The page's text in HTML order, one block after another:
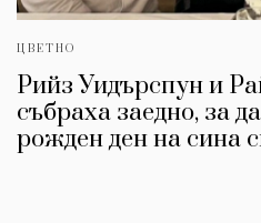
ЦВЕТНО
Рийз Уидърспун и
събраха заедно, за
рожден ден на сина